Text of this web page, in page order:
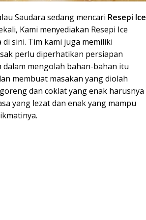
Saudara sedang mencari Resepi Ice
Kami menyediakan Resepi Ice
sini. Tim kami juga memiliki
perlu diperhatikan persiapan
mengolah bahan-bahan itu
membuat masakan yang diolah
dan coklat yang enak harusnya
yang lezat dan enak yang mampu